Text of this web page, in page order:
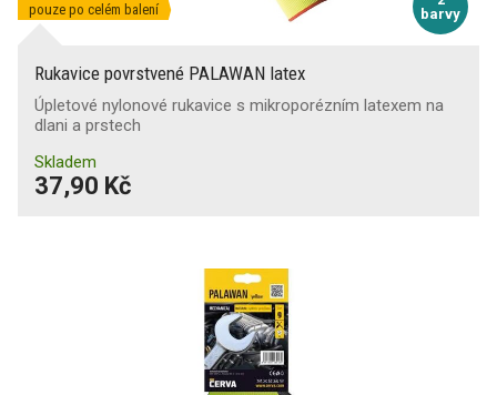
barvy
pouze po celém balení
Rukavice povrstvené PALAWAN latex
Úpletové nylonové rukavice s mikroporézním latexem na
dlani a prstech
Skladem
37,90 Kč